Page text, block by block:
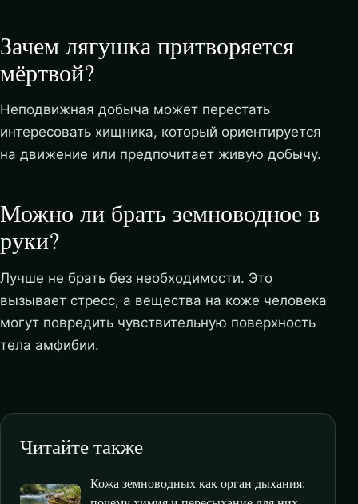
Зачем лягушка притворяется
мёртвой?
Неподвижная добыча может перестать
интересовать хищника, который ориентируется
на движение или предпочитает живую добычу.
Можно ли брать земноводное в
руки?
Лучше не брать без необходимости. Это
вызывает стресс, а вещества на коже человека
могут повредить чувствительную поверхность
тела амфибии.
Читайте также
Кожа земноводных как орган дыхания: